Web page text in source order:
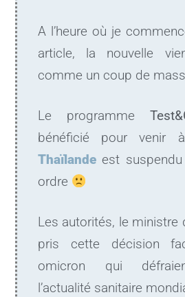
A l’heure où je
article, la nouvelle
comme un coup de
Le programme
bénéficié pour venir
Thaïlande est suspendu
ordre
Les autorités, le ministre
pris cette décision
omicron qui
l’actualité sanitaire